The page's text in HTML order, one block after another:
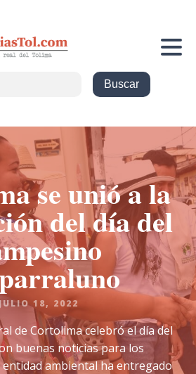
se unió a la
del día del
JULIO 18, 2022
de Cortolima celebró el día del
buenas noticias para los
ambiental ha entregado